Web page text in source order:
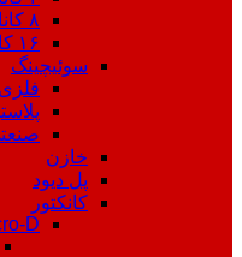
۸ کانال
۱۶ کانال
سوئیچینگ
فلزی
خازن
پل دیود
کانکتور
D